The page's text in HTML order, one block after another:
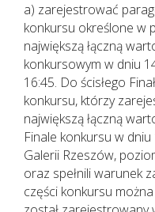
a) zarejestrować
konkursu określone w
największą łączną
konkursowym w dniu
16:45. Do ścisłego
konkursu, którzy
największą łączną
Finale konkursu w
Galerii Rzeszów,
oraz spełnili warunek
części konkursu